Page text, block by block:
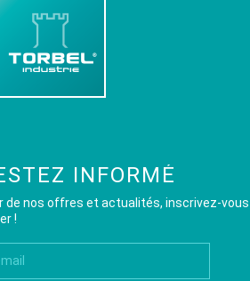
INFORMÉ
de nos offres et actualités, inscrivez-vous
!